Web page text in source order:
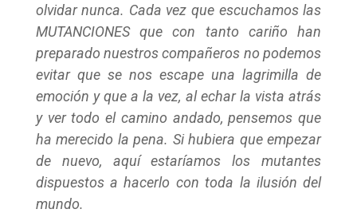
olvidar nunca. Cada vez que escuchamos las
MUTANCIONES que con tanto cariño han
preparado nuestros compañeros no podemos
evitar que se nos escape una lagrimilla de
emoción y que a la vez, al echar la vista atrás
y ver todo el camino andado, pensemos que
ha merecido la pena. Si hubiera que empezar
de nuevo, aquí estaríamos los mutantes
dispuestos a hacerlo con toda la ilusión del
mundo.